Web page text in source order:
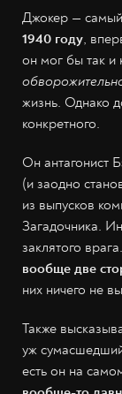
Джокер —
1940 году,
он мог бы так и
жизнь. Однако
конкретного.
Он антагонист
(и заодно
из выпусков
Загадочника.
заклятого
вообще две
них ничего не
Также
уж
есть он на